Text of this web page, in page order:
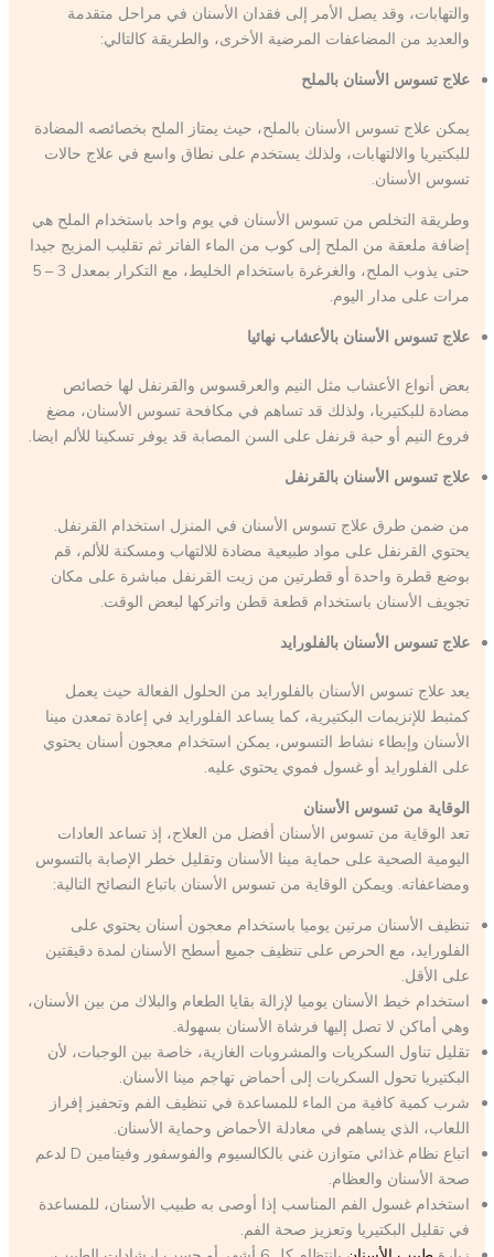
والتهابات، وقد يصل الأمر إلى فقدان الأسنان في مراحل متقدمة
والعديد من المضاعفات المرضية الأخرى، والطريقة كالتالي:
علاج تسوس الأسنان بالملح
يمكن علاج تسوس الأسنان بالملح، حيث يمتاز الملح بخصائصه المضادة
للبكتيريا والالتهابات، ولذلك يستخدم على نطاق واسع في علاج حالات
تسوس الأسنان.
وطريقة التخلص من تسوس الأسنان في يوم واحد باستخدام الملح هي
إضافة ملعقة من الملح إلى كوب من الماء الفاتر ثم تقليب المزيج جيدا
حتى يذوب الملح، والغرغرة باستخدام الخليط، مع التكرار بمعدل 3 – 5
مرات على مدار اليوم.
علاج تسوس الأسنان بالأعشاب نهائيا
بعض أنواع الأعشاب مثل النيم والعرقسوس والقرنفل لها خصائص
مضادة للبكتيريا، ولذلك قد تساهم في مكافحة تسوس الأسنان، مضغ
فروع النيم أو حبة قرنفل على السن المصابة قد يوفر تسكينا للألم ايضا.
علاج تسوس الأسنان بالقرنفل
من ضمن طرق علاج تسوس الأسنان في المنزل استخدام القرنفل.
يحتوي القرنفل على مواد طبيعية مضادة للالتهاب ومسكنة للألم، قم
بوضع قطرة واحدة أو قطرتين من زيت القرنفل مباشرة على مكان
تجويف الأسنان باستخدام قطعة قطن واتركها لبعض الوقت.
علاج تسوس الأسنان بالفلورايد
يعد علاج تسوس الأسنان بالفلورايد من الحلول الفعالة حيث يعمل
كمثبط للإنزيمات البكتيرية، كما يساعد الفلورايد في إعادة تمعدن مينا
الأسنان وإبطاء نشاط التسوس، يمكن استخدام معجون أسنان يحتوي
على الفلورايد أو غسول فموي يحتوي عليه.
الوقاية من تسوس الأسنان
تعد الوقاية من تسوس الأسنان أفضل من العلاج، إذ تساعد العادات
اليومية الصحية على حماية مينا الأسنان وتقليل خطر الإصابة بالتسوس
ومضاعفاته. ويمكن الوقاية من تسوس الأسنان باتباع النصائح التالية:
تنظيف الأسنان مرتين يوميا باستخدام معجون أسنان يحتوي على
الفلورايد، مع الحرص على تنظيف جميع أسطح الأسنان لمدة دقيقتين
على الأقل.
استخدام خيط الأسنان يوميا لإزالة بقايا الطعام والبلاك من بين الأسنان،
وهي أماكن لا تصل إليها فرشاة الأسنان بسهولة.
تقليل تناول السكريات والمشروبات الغازية، خاصة بين الوجبات، لأن
البكتيريا تحول السكريات إلى أحماض تهاجم مينا الأسنان.
شرب كمية كافية من الماء للمساعدة في تنظيف الفم وتحفيز إفراز
اللعاب، الذي يساهم في معادلة الأحماض وحماية الأسنان.
اتباع نظام غذائي متوازن غني بالكالسيوم والفوسفور وفيتامين D لدعم
صحة الأسنان والعظام.
استخدام غسول الفم المناسب إذا أوصى به طبيب الأسنان، للمساعدة
في تقليل البكتيريا وتعزيز صحة الفم.